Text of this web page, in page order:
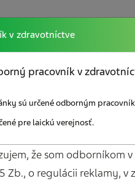
Vzdelávanie Sociálna
v zdravotníctve
pracovník v
sú určené odborným
pre laickú verejnosť.
že som odborníkom v
Zb., o regulácii reklamy, v